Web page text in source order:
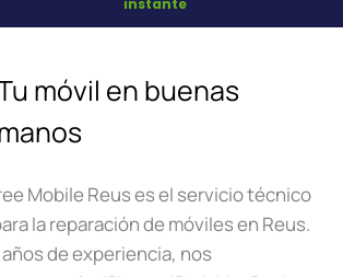
instante
móvil en buenas
Mobile Reus es el servicio técnico
la reparación de móviles en Reus.
de experiencia, nos